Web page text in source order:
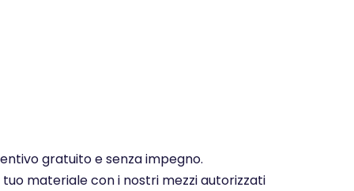
gratuito e senza impegno.
materiale con i nostri mezzi autorizzati